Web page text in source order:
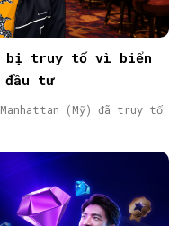
bị truy tố vì biển
đầu tư
(Mỹ) đã truy tố